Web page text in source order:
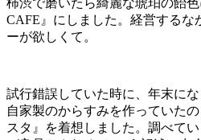
CAFE』にしました。経営するな
ーが欲しくて。
試行錯誤していた時に、年末に
自家製のからすみを作っていた
スタ』を着想しました。調べて